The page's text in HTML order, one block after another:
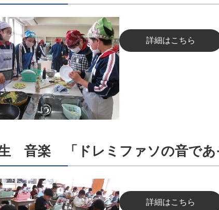
詳細はこちら
音楽 「ドレミファソの音であ
詳細はこちら